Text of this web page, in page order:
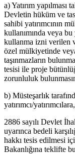
a) Yatırım
Devletin hüküm ve
sahibi yatırımcının
kullanımında veya bu
kullanma izni verilen
özel mülkiyetinde
taşınmazların
tesisi ile proje
zorunluluk
b) Müsteşarlık
yatırımcı/yatırımcılara,
2886 sayılı Devlet
uyarınca bedeli
hakkı tesis edilmesi
Bakanlığına teklifte